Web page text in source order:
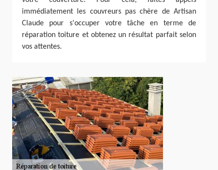
immédiatement les couvreurs pas chère de Artisan
Claude pour s'occuper votre tâche en terme de
réparation toiture et obtenez un résultat parfait selon
vos attentes.